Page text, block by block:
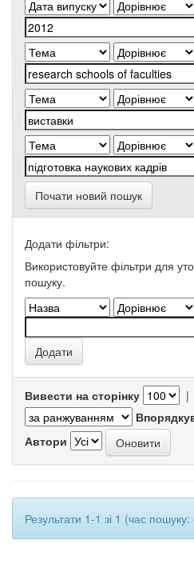
Почати новий пошук
Додати фільтри:
Використовуйте фільтри для
пошуку.
Вивести на сторінку |
Автори
Результати 1-1 зі 1 (час